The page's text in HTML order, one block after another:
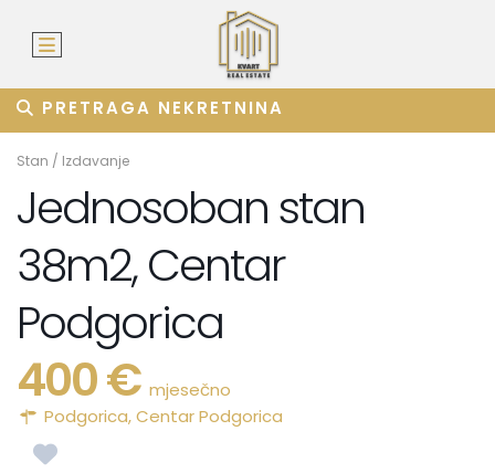
PRETRAGA NEKRETNINA
Stan / Izdavanje
Jednosoban stan
38m2, Centar
Podgorica
400 € mjesečno
Podgorica,Centar Podgorica